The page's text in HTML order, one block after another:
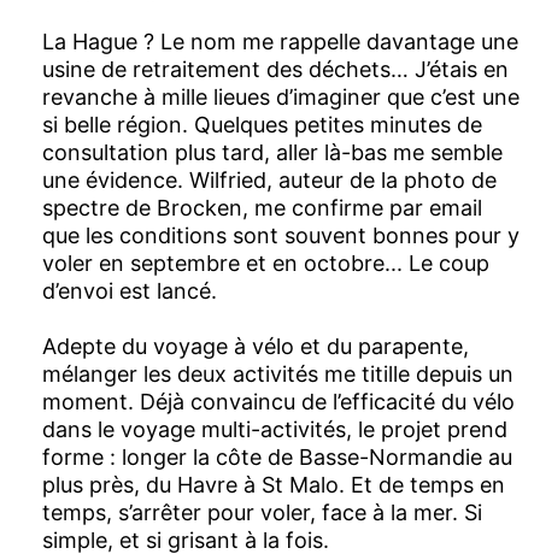
La Hague ? Le nom me rappelle davantage une
usine de retraitement des déchets… J’étais en
revanche à mille lieues d’imaginer que c’est une
si belle région. Quelques petites minutes de
consultation plus tard, aller là-bas me semble
une évidence. Wilfried, auteur de la photo de
spectre de Brocken, me confirme par email
que les conditions sont souvent bonnes pour y
voler en septembre et en octobre... Le coup
d’envoi est lancé.
Adepte du voyage à vélo et du parapente,
mélanger les deux activités me titille depuis un
moment. Déjà convaincu de l’efficacité du vélo
dans le voyage multi-activités, le projet prend
forme : longer la côte de Basse-Normandie au
plus près, du Havre à St Malo. Et de temps en
temps, s’arrêter pour voler, face à la mer. Si
simple, et si grisant à la fois.